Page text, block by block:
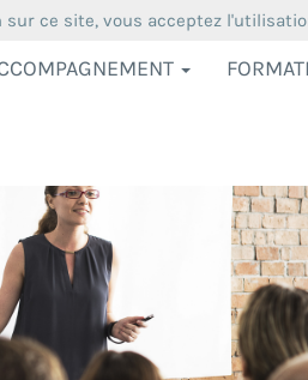
ce site, vous acceptez